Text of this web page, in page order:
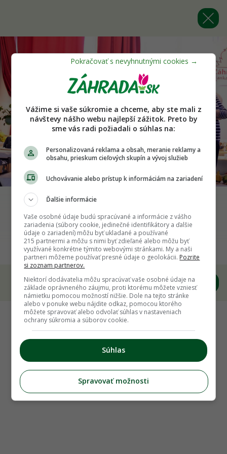
Späť na článok
Ivanskí záhradkári: Mladé združenie s bohatou
históriou a podporou profesora Hričovského
Vážime si vaše súkromie a chceme, aby ste mali z
návštevy nášho webu najlepší zážitok. Preto by
sme vás radi požiadali o súhlas na:
Personalizovaná reklama a obsah, meranie reklamy a
obsahu, prieskum cieľových skupín a vývoj služieb
Uchovávanie alebo prístup k informáciám na zariadení
Ďalšie informácie
Vaše osobné údaje budú spracúvané a informácie z vášho
zariadenia (súbory cookie, jedinečné identifikátory a ďalšie
údaje o zariadení) môžu byť ukladané a používané
215 partnermi a môžu s nimi byť zdieľané alebo môžu byť
využívané konkrétne týmito webovými stránkami. My a naši
partneri môžeme používať presné údaje o geolokácii. Pozrite
si zoznam partnerov.
Niektorí dodávatelia môžu spracúvať vaše osobné údaje na
základe oprávneného záujmu, proti ktorému môžete vzniesť
námietku pomocou možností nižšie. Dole na tejto stránke
alebo v ponuke webu nájdite odkaz, pomocou ktorého
môžete spravovať alebo odvolať súhlas v nastaveniach
ochrany súkromia a súborov cookie.
Súhlas
Spravovať možnosti